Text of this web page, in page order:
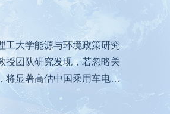
工大学能源与环境政策研究
授团队研究发现，若忽略关
将显著高估中国乘用车电动
估交通低碳转型过程中的碳
本。该研究从“金属-能源-